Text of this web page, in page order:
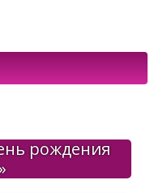
рождения